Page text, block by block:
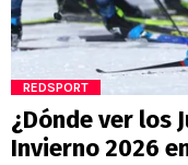
REDSPORT
¿Dónde ver los
Invierno 2026